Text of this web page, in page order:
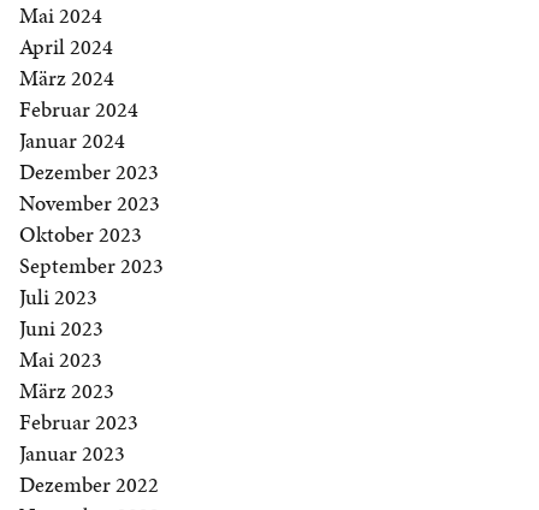
Mai 2024
April 2024
März 2024
Februar 2024
Januar 2024
Dezember 2023
November 2023
Oktober 2023
September 2023
Juli 2023
Juni 2023
Mai 2023
März 2023
Februar 2023
Januar 2023
Dezember 2022